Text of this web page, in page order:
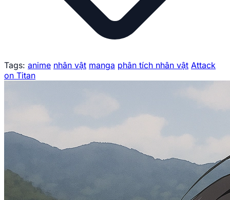
Tags: anime nhân vật manga phân tích nhân vật Attack
on Titan